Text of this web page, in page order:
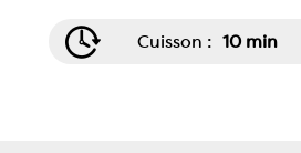
Cuisson : 10 min